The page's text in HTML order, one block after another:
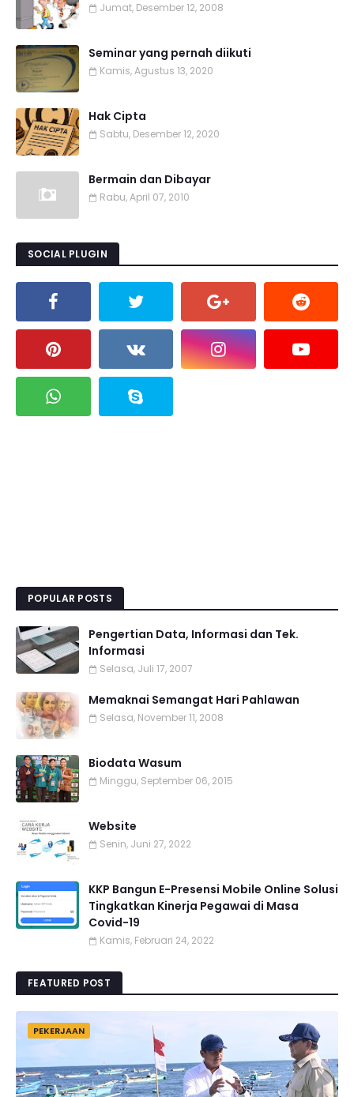
Jumat, Desember 12, 2008
Seminar yang pernah diikuti
Kamis, Agustus 13, 2020
Hak Cipta
Sabtu, Desember 12, 2020
Bermain dan Dibayar
Rabu, April 07, 2010
SOCIAL PLUGIN
POPULAR POSTS
Pengertian Data, Informasi dan Tek.
Informasi
Selasa, Juli 17, 2007
Memaknai Semangat Hari Pahlawan
Selasa, November 11, 2008
Biodata Wasum
Minggu, September 06, 2015
Website
Senin, Juni 27, 2022
KKP Bangun E-Presensi Mobile Online Solusi
Tingkatkan Kinerja Pegawai di Masa
Covid-19
Kamis, Februari 24, 2022
FEATURED POST
PEKERJAAN